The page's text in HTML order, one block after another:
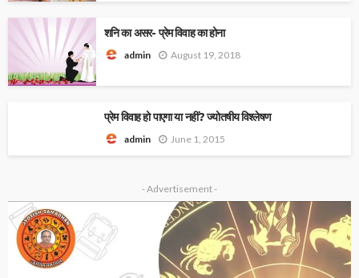
शनि का असर- प्रेम विवाह का होना
admin August 19, 2018
प्रेम विवाह हो पाएगा या नहीं? ज्योतषीय विश्लेषण
admin June 1, 2015
- Advertisement -